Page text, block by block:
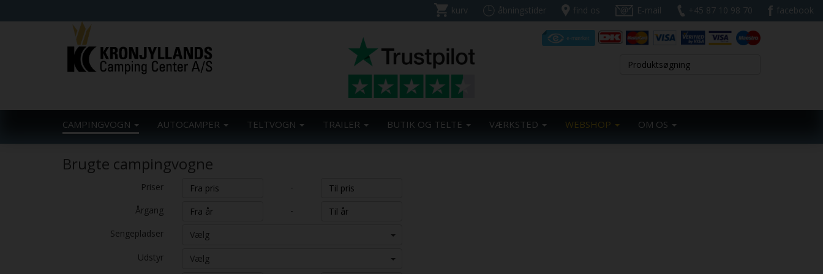
kurv åbningstider find os E-mail +45 87 10 98 70 facebook
CAMPINGVOGN AUTOCAMPER TELTVOGN TRAILER BUTIK OG TELTE VÆRKSTED WEBSHOP OM OS
Brugte campingvogne
Priser
-
Årgang
-
Sengepladser
Vælg
Udstyr
Vælg